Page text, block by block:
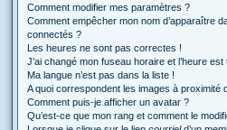
Comment modifier mes paramètres ?
Comment empêcher mon nom d’apparaître
connectés ?
Les heures ne sont pas correctes !
J’ai changé mon fuseau horaire et l’heure
Ma langue n’est pas dans la liste !
A quoi correspondent les images à proximité
Comment puis-je afficher un avatar ?
Qu’est-ce que mon rang et comment le